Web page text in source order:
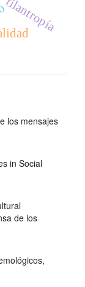
filantropía
los mensajes
in Social
de los